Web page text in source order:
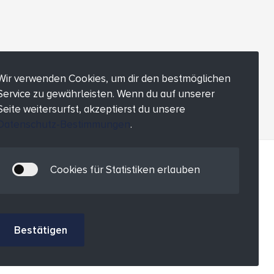
verwenden Cookies, um dir den bestmöglichen
zu gewährleisten. Wenn du auf unserer
weitersurfst, akzeptierst du unsere
.
Cookies für Statistiken erlauben
Bestätigen